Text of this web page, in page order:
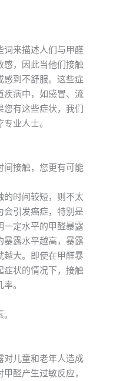
词来描述人们与甲醛
感，因此当他们接触
感到不舒服。这些症
疾病中，如感冒、流
您有这些症状，我们
业人士。
间接触，您更有可能
的时间较短，则不太
会引发癌症，特别是
一定水平的甲醛暴露
暴露水平越高，暴露
越大。即使在甲醛暴
症状的情况下，接触
。
对儿童和老年人造成
醛产生过敏反应，